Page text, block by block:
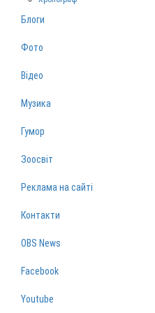
Блоги
Фото
Відео
Музика
Гумор
Зоосвіт
Реклама на сайті
Контакти
OBS News
Facebook
Youtube